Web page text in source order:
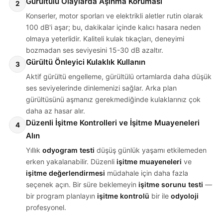
2
Konserler, motor sporları ve elektrikli aletler rutin olarak
100 dB'i aşar; bu, dakikalar içinde kalıcı hasara neden
olmaya yeterlidir. Kaliteli kulak tıkaçları, deneyimi
bozmadan ses seviyesini 15-30 dB azaltır.
3 Gürültü Önleyici Kulaklık Kullanın
Aktif gürültü engelleme, gürültülü ortamlarda daha düşük
ses seviyelerinde dinlemenizi sağlar. Arka plan
gürültüsünü aşmanız gerekmediğinde kulaklarınız çok
daha az hasar alır.
4
Düzenli İşitme Kontrolleri ve İşitme Muayeneleri
Alın
Yıllık odyogram testi düşüş günlük yaşamı etkilemeden
erken yakalanabilir. Düzenli işitme muayeneleri ve
işitme değerlendirmesi müdahale için daha fazla
seçenek açın. Bir süre beklemeyin işitme sorunu testi —
bir program planlayın işitme kontrolü bir ile odyoloji
profesyonel.